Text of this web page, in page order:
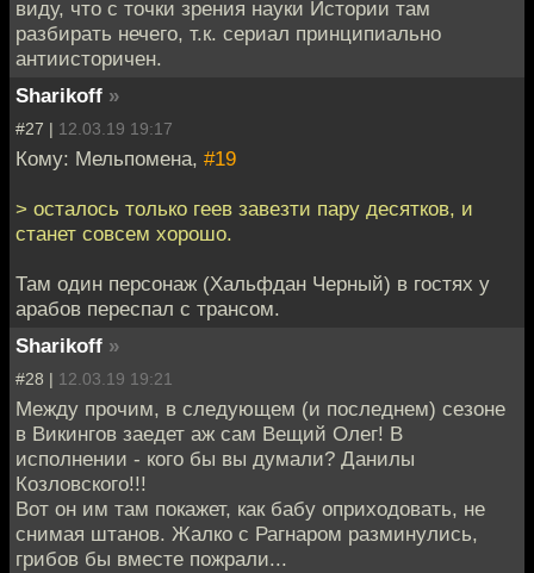
виду, что с точки зрения науки Истории там
разбирать нечего, т.к. сериал принципиально
антиисторичен.
Sharikoff »
#27 | 12.03.19 19:17
Кому: Мельпомена, #19
> осталось только геев завезти пару десятков, и
станет совсем хорошо.
Там один персонаж (Хальфдан Черный) в гостях у
арабов переспал с трансом.
Sharikoff »
#28 | 12.03.19 19:21
Между прочим, в следующем (и последнем) сезоне
в Викингов заедет аж сам Вещий Олег! В
исполнении - кого бы вы думали? Данилы
Козловского!!!
Вот он им там покажет, как бабу оприходовать, не
снимая штанов. Жалко с Рагнаром разминулись,
грибов бы вместе пожрали...